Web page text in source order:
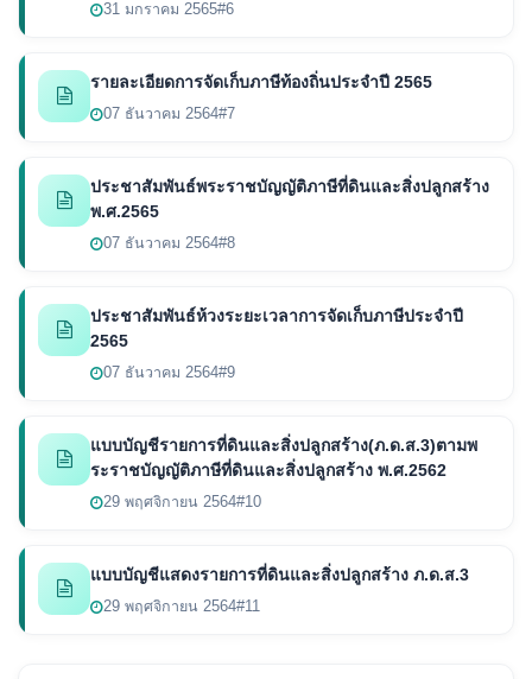
31 มกราคม 2565#6
รายละเอียดการจัดเก็บภาษีท้องถิ่นประจำปี 2565
07 ธันวาคม 2564#7
ประชาสัมพันธ์พระราชบัญญัติภาษีที่ดินและสิ่งปลูกสร้าง
พ.ศ.2565
07 ธันวาคม 2564#8
ประชาสัมพันธ์ห้วงระยะเวลาการจัดเก็บภาษีประจำปี
2565
07 ธันวาคม 2564#9
แบบบัญชีรายการที่ดินและสิ่งปลูกสร้าง(ภ.ด.ส.3)ตามพ
ระราชบัญญัติภาษีที่ดินและสิ่งปลูกสร้าง พ.ศ.2562
29 พฤศจิกายน 2564#10
แบบบัญชีแสดงรายการที่ดินและสิ่งปลูกสร้าง ภ.ด.ส.3
29 พฤศจิกายน 2564#11